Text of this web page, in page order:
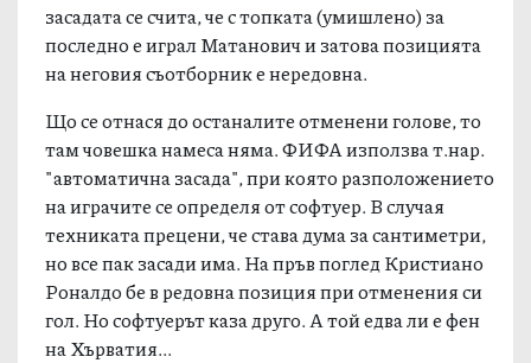
засадата се счита, че с топката (умишлено) за
последно е играл Матанович и затова позицията
на неговия съотборник е нередовна.
Що се отнася до останалите отменени голове, то
там човешка намеса няма. ФИФА използва т.нар.
"автоматична засада", при която разположението
на играчите се определя от софтуер. В случая
техниката прецени, че става дума за сантиметри,
но все пак засади има. На пръв поглед Кристиано
Роналдо бе в редовна позиция при отменения си
гол. Но софтуерът каза друго. А той едва ли е фен
на Хърватия...